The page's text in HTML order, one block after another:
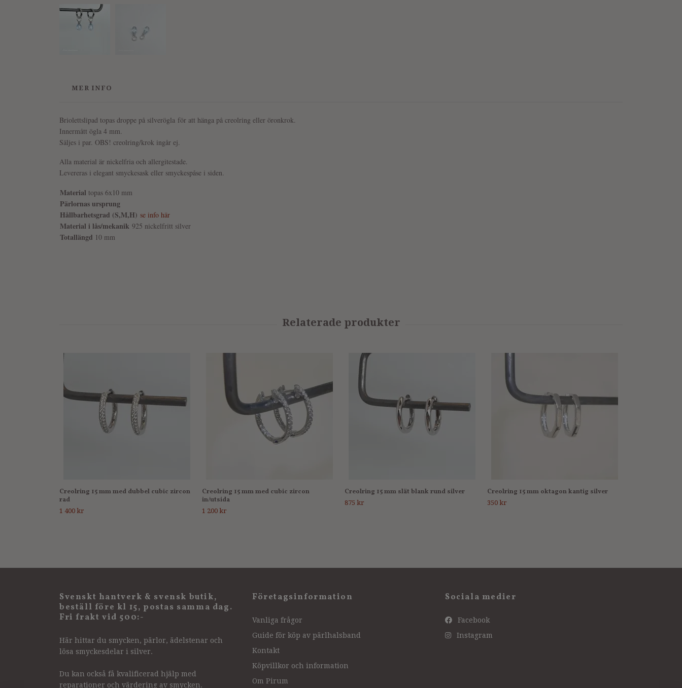
MER INFO
Briolettslipad topas droppe på silverögla för att hänga på creolring eller öronkrok.
Innermått ögla 4 mm.
Säljes i par. OBS! creolring/krok ingår ej.
Alla material är nickelfria och allergitestade.
Levereras i elegant smyckesask eller smyckespåse i siden.
Material topas 6x10 mm
Pärlornas ursprung
Hållbarhetsgrad (S,M,H) se info här
Material i lås/mekanik 925 nickelfritt silver
Totallängd 10 mm
Creolring 15 mm med dubbel cubic zircon
rad
1 400 kr
Creolring 15 mm med cubic zircon
in/utsida
1 200 kr
Creolring 15 mm slät blank rund silver
875 kr
Creolring 15 mm oktagon kantig silver
350 kr
Svenskt hantverk & svensk butik,
beställ före kl 15, postas samma dag.
Fri frakt vid 500:-
Här hittar du smycken, pärlor, ädelstenar och
lösa smyckesdelar i silver.
Du kan också få kvalificerad hjälp med
reparationer och värdering av smycken.
Företagsinformation
Vanliga frågor
Guide för köp av pärlhalsband
Kontakt
Köpvillkor och information
Om Pirum
Sociala medier
Facebook
Instagram